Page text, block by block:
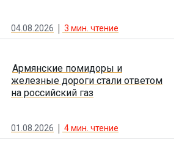
04.08.2026 3 мин. чтение
Армянские помидоры и
железные дороги стали ответом
на российский газ
01.08.2026 4мин. чтение